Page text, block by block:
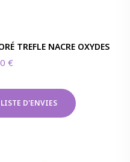
TREFLE NACRE OXYDES
€
D'ENVIES